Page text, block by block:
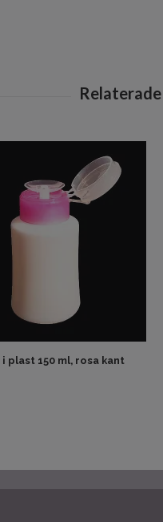
i plast 150 ml, rosa kant